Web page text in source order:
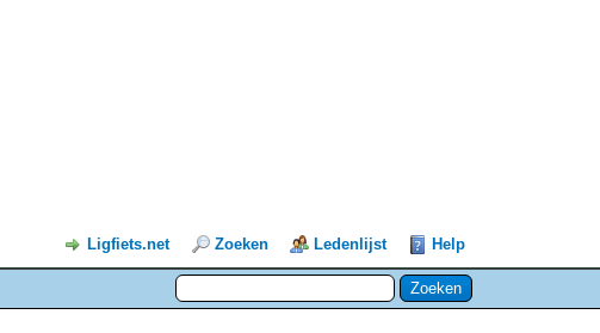
Ligfiets.net Zoeken Ledenlijst Help